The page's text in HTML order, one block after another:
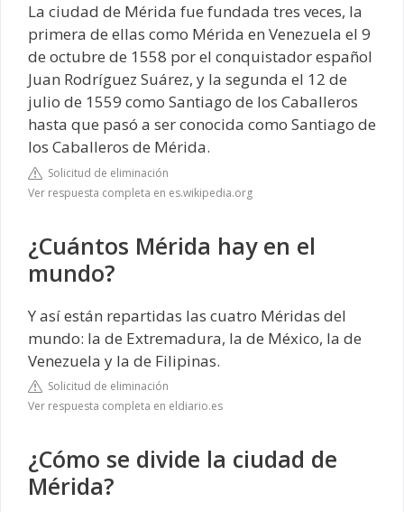
La ciudad de Mérida fue fundada tres veces, la
primera de ellas como Mérida en Venezuela el 9
de octubre de 1558 por el conquistador español
Juan Rodríguez Suárez, y la segunda el 12 de
julio de 1559 como Santiago de los Caballeros​
hasta que pasó a ser conocida como Santiago de
los Caballeros de Mérida.
Solicitud de eliminación
Ver respuesta completa en es.wikipedia.org
¿Cuántos Mérida hay en el
mundo?
Y así están repartidas las cuatro Méridas del
mundo: la de Extremadura, la de México, la de
Venezuela y la de Filipinas.
Solicitud de eliminación
Ver respuesta completa en eldiario.es
¿Cómo se divide la ciudad de
Mérida?